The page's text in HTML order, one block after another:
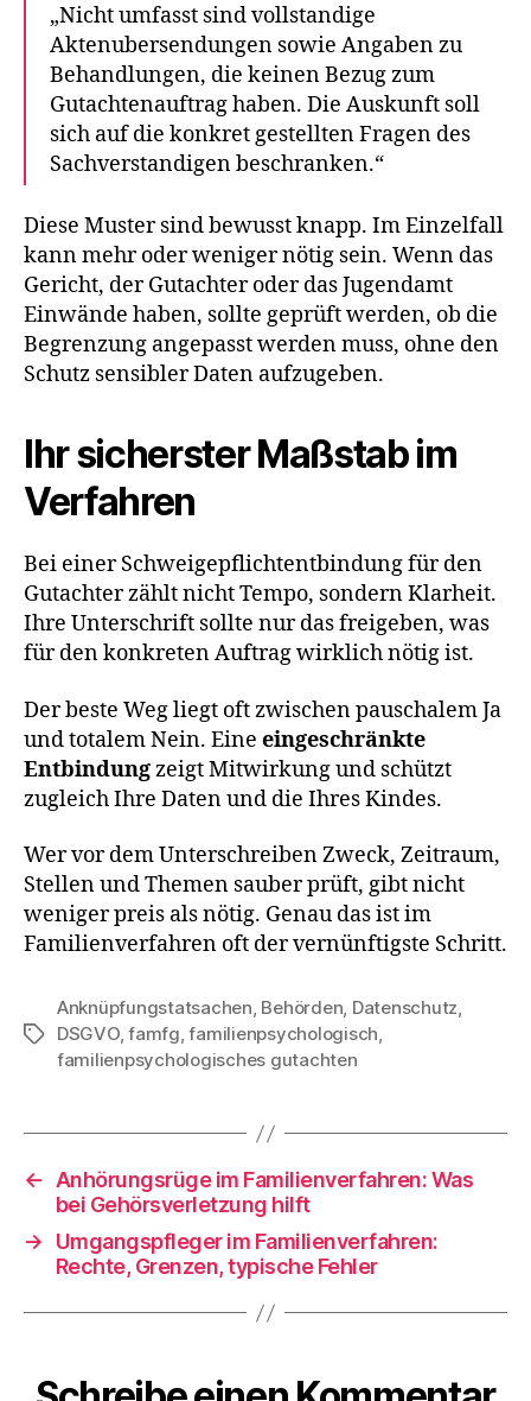
„Nicht umfasst sind vollstandige
Aktenubersendungen sowie Angaben zu
Behandlungen, die keinen Bezug zum
Gutachtenauftrag haben. Die Auskunft soll
sich auf die konkret gestellten Fragen des
Sachverstandigen beschranken.“
Diese Muster sind bewusst knapp. Im Einzelfall
kann mehr oder weniger nötig sein. Wenn das
Gericht, der Gutachter oder das Jugendamt
Einwände haben, sollte geprüft werden, ob die
Begrenzung angepasst werden muss, ohne den
Schutz sensibler Daten aufzugeben.
Ihr sicherster Maßstab im
Verfahren
Bei einer Schweigepflichtentbindung für den
Gutachter zählt nicht Tempo, sondern Klarheit.
Ihre Unterschrift sollte nur das freigeben, was
für den konkreten Auftrag wirklich nötig ist.
Der beste Weg liegt oft zwischen pauschalem Ja
und totalem Nein. Eine eingeschränkte
Entbindungzeigt Mitwirkung und schützt
zugleich Ihre Daten und die Ihres Kindes.
Wer vor dem Unterschreiben Zweck, Zeitraum,
Stellen und Themen sauber prüft, gibt nicht
weniger preis als nötig. Genau das ist im
Familienverfahren oft der vernünftigste Schritt.
Schlagwörter
Anknüpfungstatsachen, Behörden, Datenschutz,
DSGVO,famfg,familienpsychologisch,
familienpsychologisches gutachten
←
Anhörungsrüge im Familienverfahren: Was
bei Gehörsverletzung hilft
→
Umgangspfleger im Familienverfahren:
Rechte, Grenzen, typische Fehler